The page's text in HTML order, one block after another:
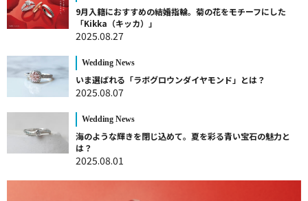
9月入籍におすすめの結婚指輪。菊の花をモチーフにした
「Kikka（キッカ）」
2025.08.27
Wedding News
いま選ばれる「ラボグロウンダイヤモンド」とは？
2025.08.07
Wedding News
海のような輝きを閉じ込めて。夏を彩る青い宝石の魅力と
は？
2025.08.01